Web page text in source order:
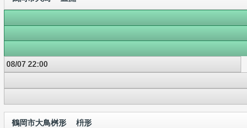
08/07 22:00
鶴岡市大鳥桝形 枡形